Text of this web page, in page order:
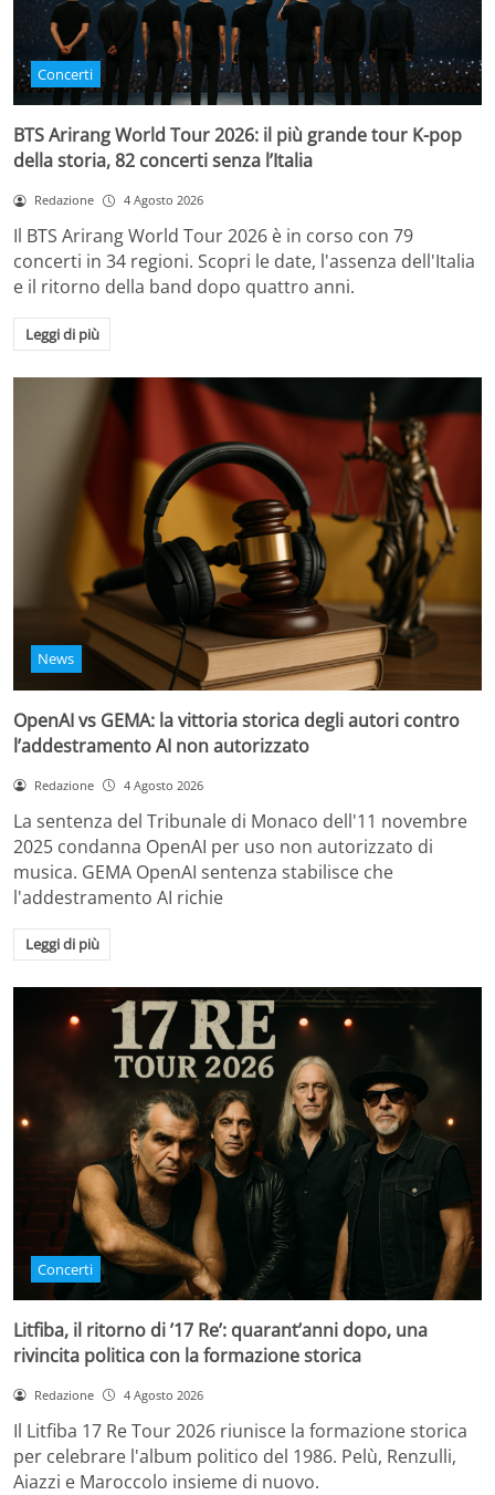
Concerti
BTS Arirang World Tour 2026: il più grande tour K-pop
della storia, 82 concerti senza l’Italia
Redazione 4 Agosto 2026
Il BTS Arirang World Tour 2026 è in corso con 79
concerti in 34 regioni. Scopri le date, l'assenza dell'Italia
e il ritorno della band dopo quattro anni.
Leggi di più
News
OpenAI vs GEMA: la vittoria storica degli autori contro
l’addestramento AI non autorizzato
Redazione 4 Agosto 2026
La sentenza del Tribunale di Monaco dell'11 novembre
2025 condanna OpenAI per uso non autorizzato di
musica. GEMA OpenAI sentenza stabilisce che
l'addestramento AI richie
Leggi di più
Concerti
Litfiba, il ritorno di ’17 Re’: quarant’anni dopo, una
rivincita politica con la formazione storica
Redazione 4 Agosto 2026
Il Litfiba 17 Re Tour 2026 riunisce la formazione storica
per celebrare l'album politico del 1986. Pelù, Renzulli,
Aiazzi e Maroccolo insieme di nuovo.